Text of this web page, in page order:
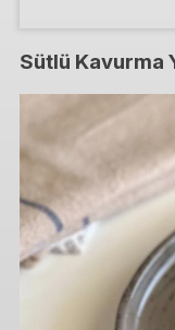
Sütlü Kavurma